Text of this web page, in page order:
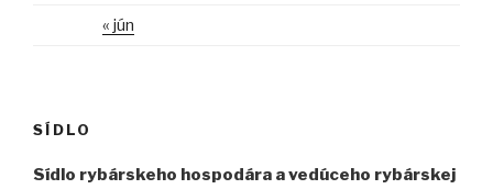
« jún
SÍDLO
Sídlo rybárskeho hospodára a vedúceho rybárskej